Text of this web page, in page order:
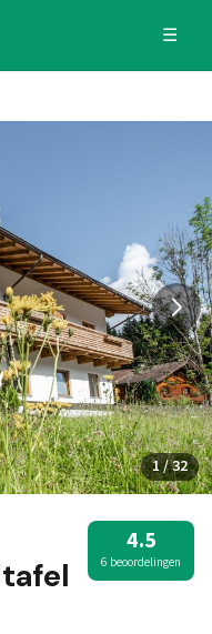
☰
1 / 32
4.5
6 beoordelingen